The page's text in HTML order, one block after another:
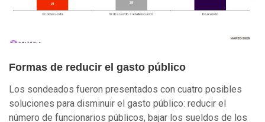
Formas de reducir el gasto público
Los sondeados fueron presentados con cuatro posibles
soluciones para disminuir el gasto público: reducir el
número de funcionarios públicos, bajar los sueldos de los